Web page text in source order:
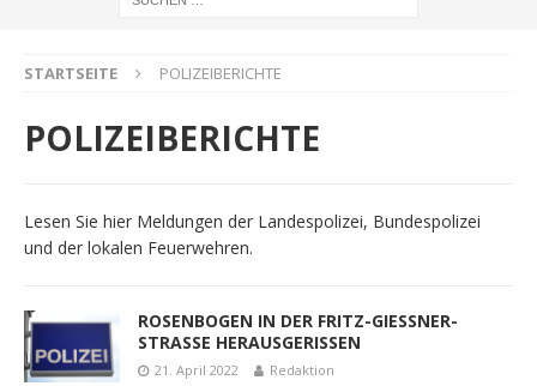
STARTSEITE POLIZEIBERICHTE
POLIZEIBERICHTE
Lesen Sie hier Meldungen der Landespolizei, Bundespolizei
und der lokalen Feuerwehren.
ROSENBOGEN IN DER FRITZ-GIESSNER-
STRASSE HERAUSGERISSEN
21. April 2022 Redaktion